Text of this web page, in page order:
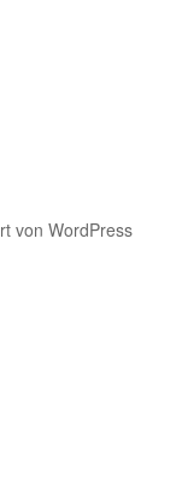
von WordPress